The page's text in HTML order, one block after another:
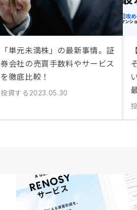
「単元未満株」の最新事情。証
券会社の売買手数料やサービス
を徹底比較！
投資する 2023.05.30